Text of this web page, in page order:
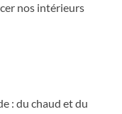
nos intérieurs
: du chaud et du